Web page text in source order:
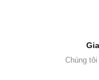
Chúng